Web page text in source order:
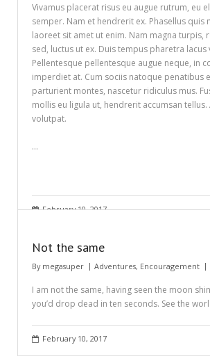
Vivamus placerat risus eu augue rutrum, eu
semper. Nam et hendrerit ex. Phasellus quis
laoreet sit amet ut enim. Nam magna turpis,
sed, luctus ut ex. Duis tempus pharetra lacus
Pellentesque pellentesque augue neque, in
imperdiet at. Cum sociis natoque penatibus
parturient montes, nascetur ridiculus mus.
mollis eu ligula ut, hendrerit accumsan
volutpat.
…
February 10, 2017
Not the same
By megasuper Adventures, Encouragement
I am not the same, having seen the moon
you’d drop dead in ten seconds. See the
February 10, 2017